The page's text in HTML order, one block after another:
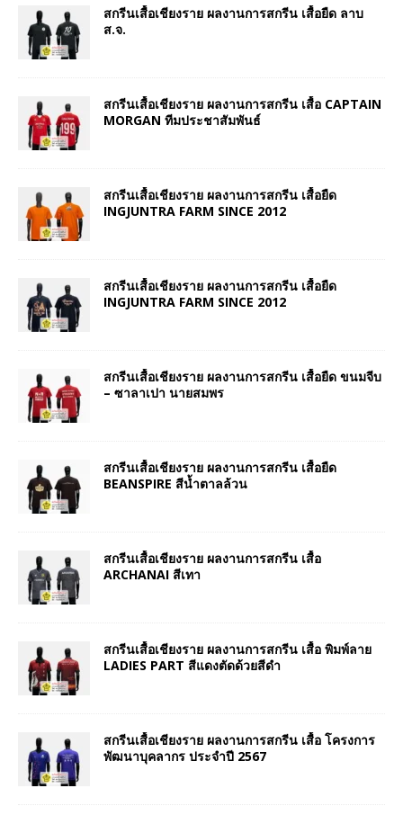
สกรีนเสื้อเชียงราย ผลงานการสกรีน เสื้อยืด ลาบ
ส.จ.
สกรีนเสื้อเชียงราย ผลงานการสกรีน เสื้อ CAPTAIN
MORGAN ทีมประชาสัมพันธ์
สกรีนเสื้อเชียงราย ผลงานการสกรีน เสื้อยืด
INGJUNTRA FARM SINCE 2012
สกรีนเสื้อเชียงราย ผลงานการสกรีน เสื้อยืด
INGJUNTRA FARM SINCE 2012
สกรีนเสื้อเชียงราย ผลงานการสกรีน เสื้อยืด ขนมจีบ
– ซาลาเปา นายสมพร
สกรีนเสื้อเชียงราย ผลงานการสกรีน เสื้อยืด
BEANSPIRE สีน้ำตาลล้วน
สกรีนเสื้อเชียงราย ผลงานการสกรีน เสื้อ
ARCHANAI สีเทา
สกรีนเสื้อเชียงราย ผลงานการสกรีน เสื้อ พิมพ์ลาย
LADIES PART สีแดงตัดด้วยสีดำ
สกรีนเสื้อเชียงราย ผลงานการสกรีน เสื้อ โครงการ
พัฒนาบุคลากร ประจำปี 2567